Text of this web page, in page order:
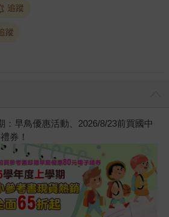
追蹤
蹤
：早鳥優惠活動、2026/8/23前買國中
券！